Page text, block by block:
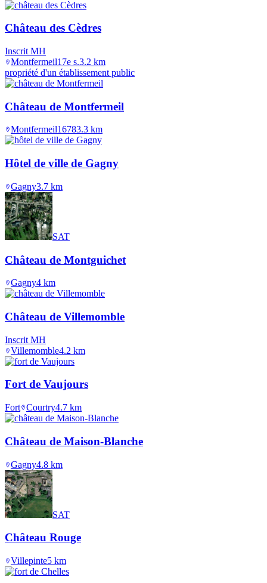
Château des Cèdres
Inscrit MH
Montfermeil17e s.3.2 km
propriété d'un établissement public
Château de Montfermeil
Montfermeil16783.3 km
Hôtel de ville de Gagny
Gagny3.7 km
SAT
Château de Montguichet
Gagny4 km
Château de Villemomble
Inscrit MH
Villemomble4.2 km
Fort de Vaujours
Fort Courtry4.7 km
Château de Maison-Blanche
Gagny4.8 km
SAT
Château Rouge
Villepinte5 km